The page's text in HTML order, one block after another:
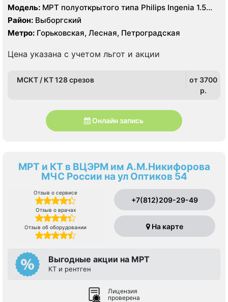
Модель: МРТ полуоткрытого типа Philips Ingenia 1.5
Тесла, КТ Philips Ingenuity 128 срезов
Район: Выборгский
Метро: Горьковская, Лесная, Петроградская
Цена указана с учетом льгот и акции
МСКТ / КТ 128 срезов
от 3700
p.
Онлайн запись
МРТ и КТ в ВЦЭРМ им А.М.Никифорова
МЧС России на ул Оптиков 54
Отзыв о сервисе
Отзыв о врачах
Отзыв об оборудовании
+7(812)209-29-49
На карте
Выгодные акции на МРТ
КТ и рентген
Лицензия
проверена